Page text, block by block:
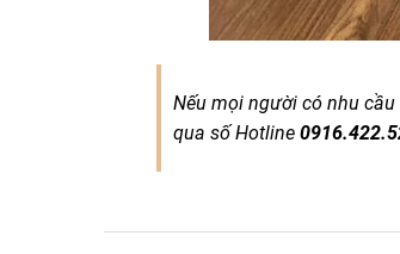
Nếu mọi người có nhu
qua số Hotline